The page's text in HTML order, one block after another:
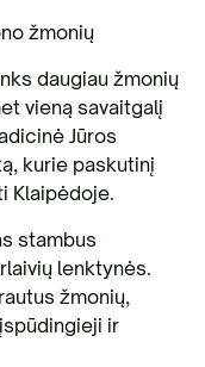
žmonių
daugiau žmonių
vieną savaitgalį
Jūros
kurie paskutinį
Klaipėdoje.
stambus
lenktynės.
žmonių,
ir